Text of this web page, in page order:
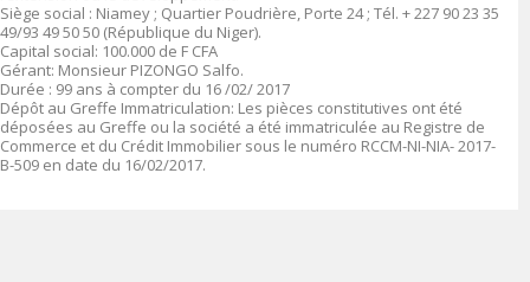
Siège social : Niamey ; Quartier Poudrière, Porte 24 ; Tél. + 227 90 23 35
49/93 49 50 50 (République du Niger).
Capital social: 100.000 de F CFA
Gérant: Monsieur PIZONGO Salfo.
Durée : 99 ans à compter du 16 /02/ 2017
Dépôt au Greffe Immatriculation: Les pièces constitutives ont été
déposées au Greffe ou la société a été immatriculée au Registre de
Commerce et du Crédit Immobilier sous le numéro RCCM-NI-NIA- 2017-
B-509 en date du 16/02/2017.